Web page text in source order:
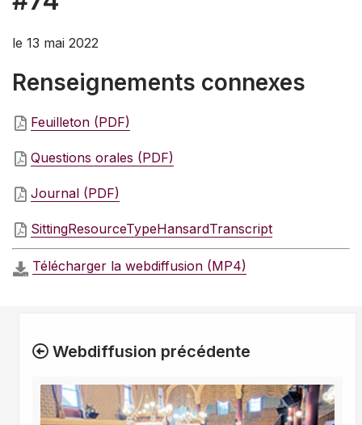
le 13 mai 2022
Renseignements connexes
Feuilleton (PDF)
Questions orales (PDF)
Journal (PDF)
SittingResourceTypeHansardTranscript
Télécharger la webdiffusion (MP4)
Webdiffusion précédente